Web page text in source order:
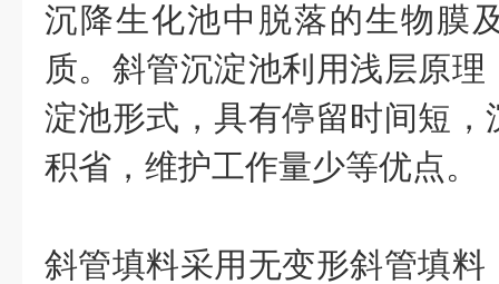
沉降生化池中脱落的生物膜
质。斜管沉淀池利用浅层原
淀池形式，具有停留时间短
积省，维护工作量少等优点。
斜管填料采用无变形斜管填